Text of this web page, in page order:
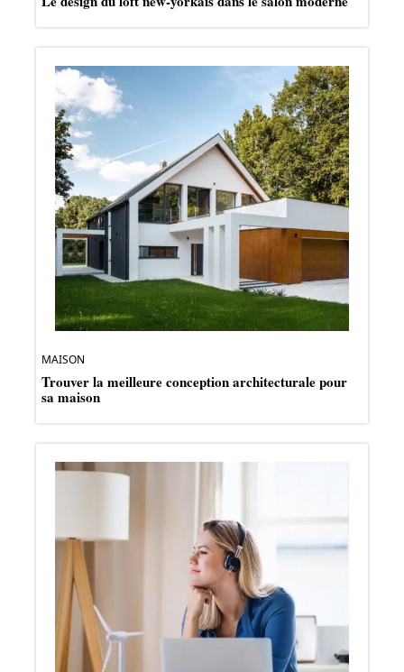
MAISON
Trouver la meilleure conception architecturale pour
sa maison